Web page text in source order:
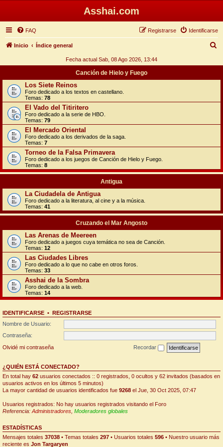
Asshai.com
FAQ Identificarse
Registrarse
Inicio Índice general
c
Fecha actual Sab, 08 Ago 2026, 13:44
Canción de Hielo y Fuego
Los Siete Reinos
Foro dedicado a los textos en castellano.
Temas: 78
El Vado del Titiritero
Foro dedicado a la serie de HBO.
Temas: 79
El Mercado Oriental
Foro dedicado a los derivados de la saga.
Temas: 7
Torneo de la Falsa Primavera
Foro dedicado a los juegos de Canción de Hielo y Fuego.
Temas: 8
Antigua
La Ciudadela de Antigua
Foro dedicado a la literatura, al cine y a la música.
Temas: 41
Cruzando el Mar Angosto
Las Arenas de Meereen
Foro dedicado a juegos cuya temática no sea de Canción.
Temas: 12
Las Ciudades Libres
Foro dedicado a lo que no cabe en otros foros.
Temas: 33
Asshai de la Sombra
Foro dedicado a la web.
Temas: 14
IDENTIFICARSE • REGISTRARSE
Nombre de Usuario:
Contraseña:
Olvidé mi contraseña
Recordar
¿QUIÉN ESTÁ CONECTADO?
En total hay 62 usuarios conectados :: 0 registrados, 0 ocultos y 62 invitados (basados en
usuarios activos en los últimos 5 minutos)
La mayor cantidad de usuarios identificados fue 9268 el Jue, 30 Oct 2025, 07:47
Usuarios registrados: No hay usuarios registrados visitando el Foro
Referencia: Administradores Moderadores globales
ESTADÍSTICAS
Mensajes totales 37038 • Temas totales 297 • Usuarios totales 596 • Nuestro usuario más
reciente es Jon Targaryen